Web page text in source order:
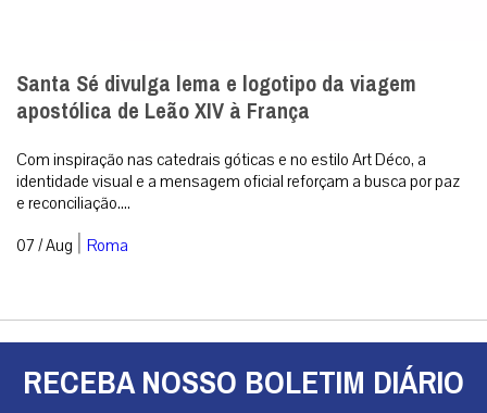
Santa Sé divulga lema e logotipo da viagem
apostólica de Leão XIV à França
Com inspiração nas catedrais góticas e no estilo Art Déco, a
identidade visual e a mensagem oficial reforçam a busca por paz
e reconciliação....
07 / Aug | Roma
RECEBA NOSSO BOLETIM DIÁRIO